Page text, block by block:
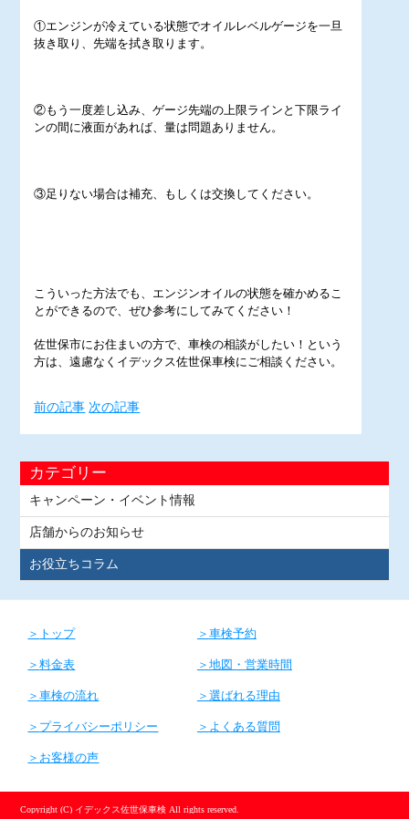
①エンジンが冷えている状態でオイルレベルゲージを一旦
抜き取り、先端を拭き取ります。
②もう一度差し込み、ゲージ先端の上限ラインと下限ライ
ンの間に液面があれば、量は問題ありません。
③足りない場合は補充、もしくは交換してください。
こういった方法でも、エンジンオイルの状態を確かめるこ
とができるので、ぜひ参考にしてみてください！
佐世保市にお住まいの方で、車検の相談がしたい！という
方は、遠慮なくイデックス佐世保車検にご相談ください。
前の記事 次の記事
カテゴリー
キャンペーン・イベント情報
店舗からのお知らせ
お役立ちコラム
トップ 車検予約
料金表 地図・営業時間
車検の流れ 選ばれる理由
プライバシーポリシー よくある質問
お客様の声
Copyright (C) イデックス佐世保車検 All rights reserved.